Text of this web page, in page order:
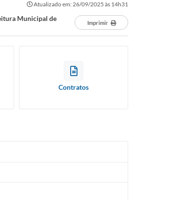
Atualizado em: 26/09/2025 às 14h31
Municipal de
Imprimir
Contratos